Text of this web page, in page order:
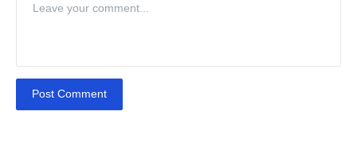
Post Comment